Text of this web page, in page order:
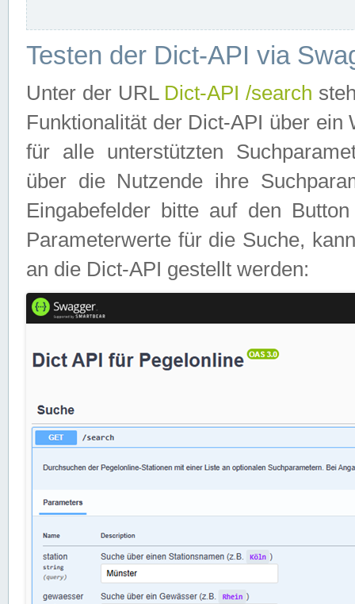
Testen der Dict-API via
Unter der URL Dict-API /search
Funktionalität der Dict-API über
für alle unterstützten
über die Nutzende ihre
Eingabefelder bitte auf den
Parameterwerte für die Suche,
an die Dict-API gestellt werden: